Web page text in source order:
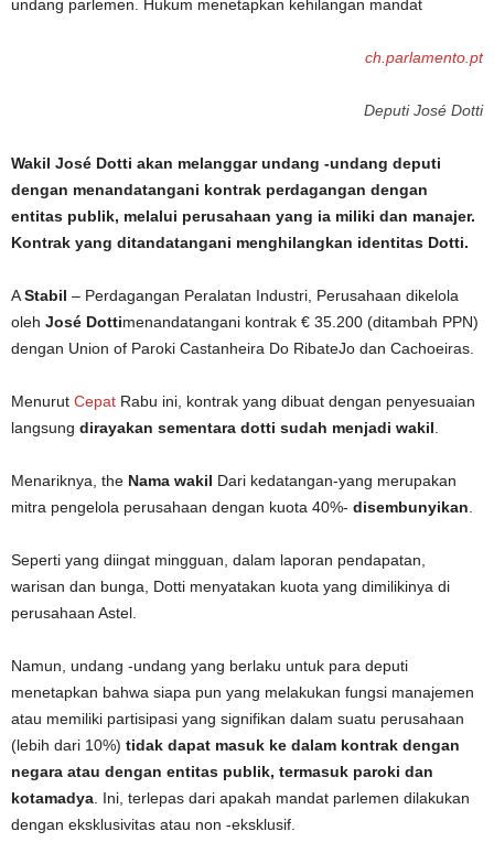
ch.parlamento.pt
Deputi José Dotti
Wakil José Dotti akan melanggar undang -undang deputi
dengan menandatangani kontrak perdagangan dengan
entitas publik, melalui perusahaan yang ia miliki dan manajer.
Kontrak yang ditandatangani menghilangkan identitas Dotti.
AStabil – Perdagangan Peralatan Industri, Perusahaan dikelola
oleh José Dottimenandatangani kontrak € 35.200 (ditambah PPN)
dengan Union of Paroki Castanheira Do RibateJo dan Cachoeiras.
Menurut Cepat Rabu ini, kontrak yang dibuat dengan penyesuaian
langsung dirayakan sementara dotti sudah menjadi wakil
Menariknya, the Nama wakil Dari kedatangan-yang merupakan
mitra pengelola perusahaan dengan kuota 40%- disembunyikan
Seperti yang diingat mingguan, dalam laporan pendapatan,
warisan dan bunga, Dotti menyatakan kuota yang dimilikinya di
perusahaan Astel.
Namun, undang -undang yang berlaku untuk para deputi
menetapkan bahwa siapa pun yang melakukan fungsi manajemen
atau memiliki partisipasi yang signifikan dalam suatu perusahaan
(lebih dari 10%) tidak dapat masuk ke dalam kontrak dengan
negara atau dengan entitas publik, termasuk paroki dan
kotamadya . Ini, terlepas dari apakah mandat parlemen dilakukan
dengan eksklusivitas atau non -eksklusif.